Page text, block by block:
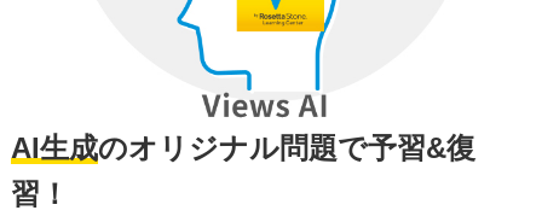
AI生成のオリジナル問題で予習&復
習！